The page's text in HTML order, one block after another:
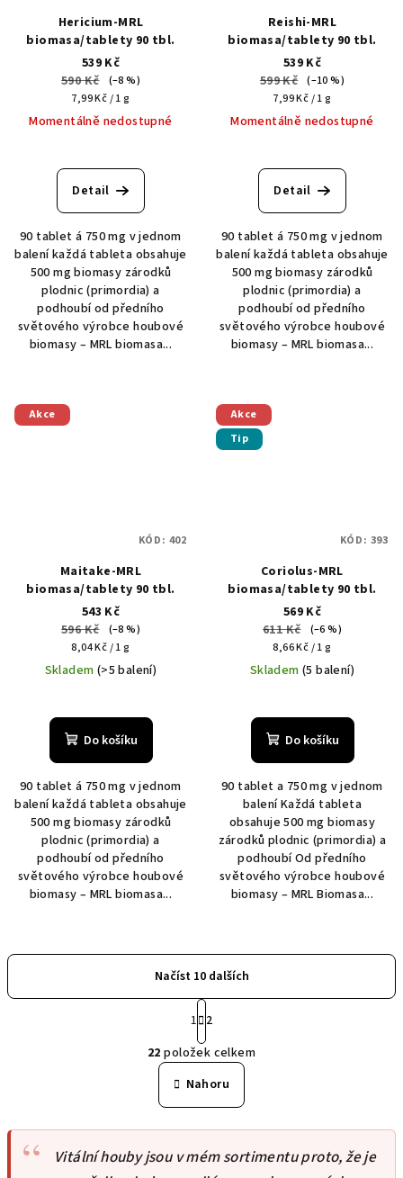
Hericium-MRL
biomasa/tablety 90 tbl.
539 Kč
590 Kč
(–8 %)
Měrná
cena:
7,99 Kč / 1 g
Momentálně nedostupné
Detail
90 tablet á 750 mg v jednom
balení každá tableta obsahuje
500 mg biomasy zárodků
plodnic (primordia) a
podhoubí od předního
světového výrobce houbové
biomasy – MRL biomasa...
Reishi-MRL
biomasa/tablety 90 tbl.
539 Kč
599 Kč (–10 %)
Měrná
cena:
7,99 Kč / 1 g
Momentálně nedostupné
Detail
90 tablet á 750 mg v jednom
balení každá tableta obsahuje
500 mg biomasy zárodků
plodnic (primordia) a
podhoubí od předního
světového výrobce houbové
biomasy – MRL biomasa...
Akce
Maitake-MRL
biomasa/tablety 90 tbl.
543 Kč
596 Kč
(–8 %)
Měrná
cena:
8,04 Kč / 1 g
Skladem (>5 balení)
Do košíku
90 tablet á 750 mg v jednom
balení každá tableta obsahuje
500 mg biomasy zárodků
plodnic (primordia) a
podhoubí od předního
světového výrobce houbové
biomasy – MRL biomasa...
KÓD: 402
Akce
Tip
Coriolus-MRL
biomasa/tablety 90 tbl.
569 Kč
611 Kč
(–6 %)
Měrná
cena:
8,66 Kč / 1 g
Skladem(5 balení)
Do košíku
90 tablet a 750 mg v jednom
balení Každá tableta
obsahuje 500 mg biomasy
zárodků plodnic (primordia) a
podhoubí Od předního
světového výrobce houbové
biomasy – MRL Biomasa...
KÓD: 393
O
v
l
á
c
Načíst 10 dalších
S
t
r
á
n
k
o
v
n
1 2
22 položek celkem
Nahoru
Vitální houby jsou v mém sortimentu proto, že je